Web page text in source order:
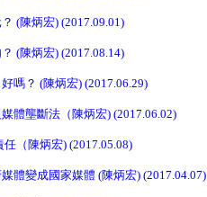
(陳炳宏) (2017.09.01)
(陳炳宏) (2017.08.14)
嗎？ (陳炳宏) (2017.06.29)
體壟斷法（陳炳宏) (2017.06.02)
（陳炳宏) (2017.05.08)
體變成國家媒體 (陳炳宏) (2017.04.07)